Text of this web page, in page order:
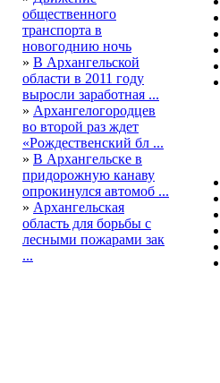
общественного
транспорта в
новогоднию ночь
» В Архангельской
области в 2011 году
выросли заработная ...
» Архангелогородцев
во второй раз ждет
«Рождественский бл ...
» В Архангельске в
придорожную канаву
опрокинулся автомоб ...
» Архангельская
область для борьбы с
лесными пожарами зак
...